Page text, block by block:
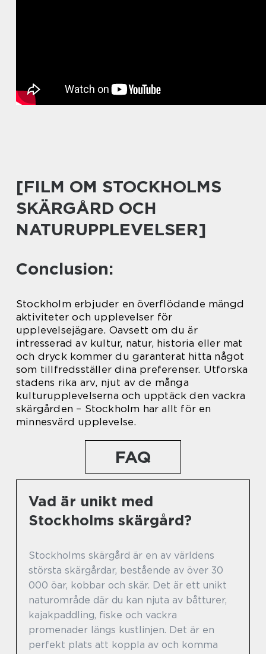
[FILM OM STOCKHOLMS
SKÄRGÅRD OCH
NATURUPPLEVELSER]
Conclusion:
Stockholm erbjuder en överflödande mängd
aktiviteter och upplevelser för
upplevelsejägare. Oavsett om du är
intresserad av kultur, natur, historia eller mat
och dryck kommer du garanterat hitta något
som tillfredsställer dina preferenser. Utforska
stadens rika arv, njut av de många
kulturupplevelserna och upptäck den vackra
skärgården – Stockholm har allt för en
minnesvärd upplevelse.
FAQ
Vad är unikt med
Stockholms skärgård?
Stockholms skärgård är en av världens
största skärgårdar, bestående av över 30
000 öar, kobbar och skär. Det är ett unikt
naturområde där du kan njuta av båtturer,
kajakpaddling, fiske och vackra
promenader längs kustlinjen. Det är en
perfekt plats att koppla av och komma